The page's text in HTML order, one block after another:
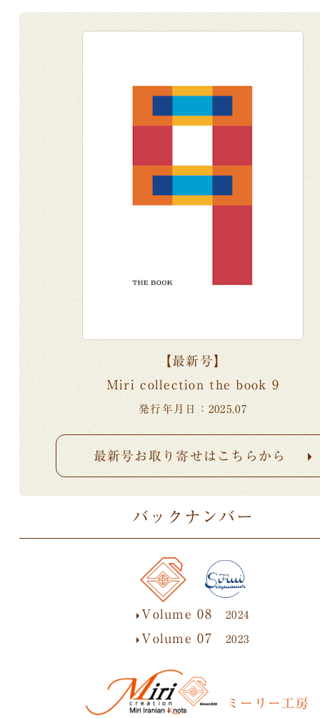
【最新号】
Miri collection the book 9
発行年月日：2025.07
最新号お取り寄せはこちらから
バックナンバー
Volume 082024
Volume 072023
ミーリー工房